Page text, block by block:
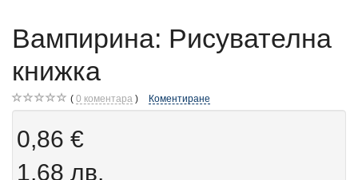
Вампирина: Рисувателна
книжка
0 коментара Коментиране
0,86 €
1,68 лв.